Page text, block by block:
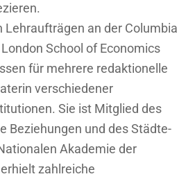
Lehraufträgen an der Columbia
School of Economics
für mehrere redaktionelle
verschiedener
Sie ist Mitglied des
Beziehungen und des Städte-
Akademie der
zahlreiche